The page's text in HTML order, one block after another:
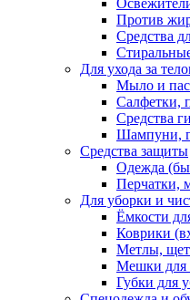
Против
Средства
Для ухода за
Мыло и
Салфетки,
Средства
Шампуни,
Средства защиты
Одежда
Перчатки,
Для уборки и
Ёмкости
Коврики
Метлы,
Мешки для
Губки для